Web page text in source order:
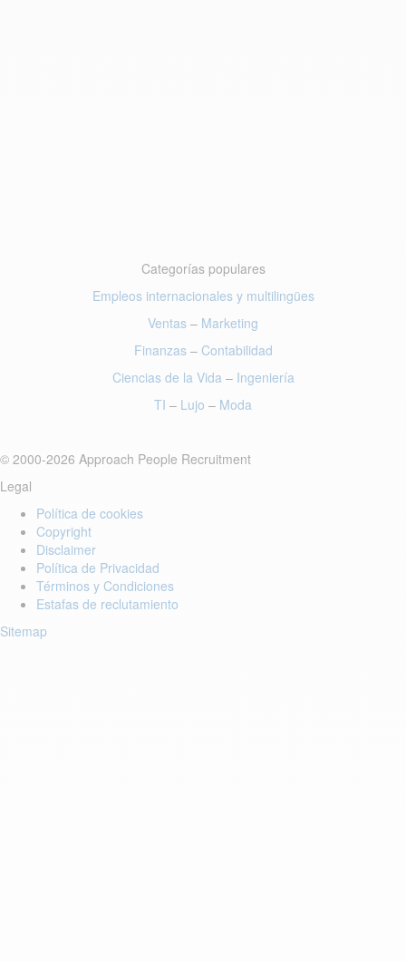
Categorías populares
Empleos internacionales y multilingües
Ventas – Marketing
Finanzas– Contabilidad
Ciencias de la Vida– Ingeniería
TI – Lujo – Moda
© 2000-2026 Approach People Recruitment
Legal
Política de cookies
Copyright
Disclaimer
Política de Privacidad
Términos y Condiciones
Estafas de reclutamiento
Sitemap